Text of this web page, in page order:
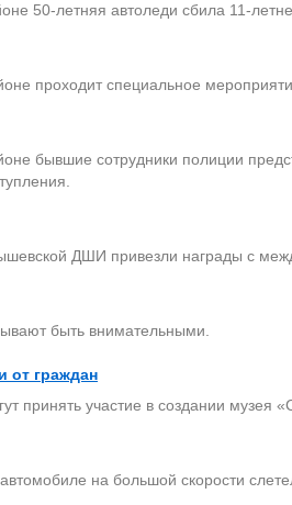
50-летняя автоледи сбила 11-
проходит специальное
бывшие сотрудники полиции
ДШИ привезли награды с
быть внимательными.
от граждан
принять участие в создании музея
на большой скорости